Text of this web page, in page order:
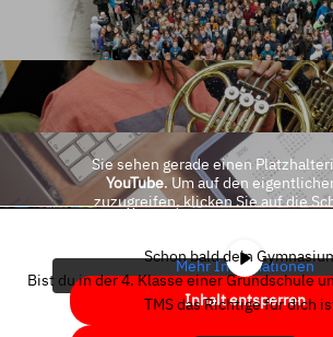
Sie sehen gerade einen
YouTube. Um auf den
zuzugreifen, klicken Sie auf die
Mehr Informationen
Inhalt entsperren
Schon bald dein
Bist du in der 4. Klasse einer Grundschule
TMS das Richtige für dich